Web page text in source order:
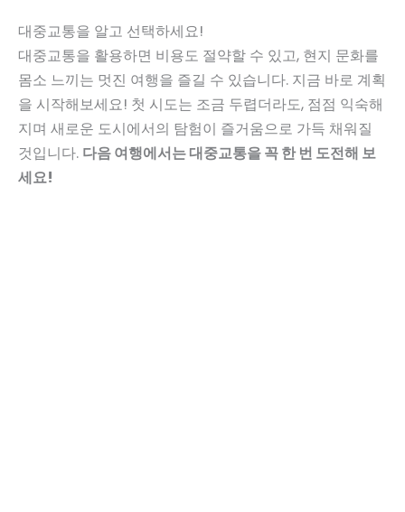
대중교통을 알고 선택하세요!
대중교통을 활용하면 비용도 절약할 수 있고, 현지 문화를
몸소 느끼는 멋진 여행을 즐길 수 있습니다. 지금 바로 계획
을 시작해보세요! 첫 시도는 조금 두렵더라도, 점점 익숙해
지며 새로운 도시에서의 탐험이 즐거움으로 가득 채워질
것입니다. 다음 여행에서는 대중교통을 꼭 한 번 도전해 보
세요!